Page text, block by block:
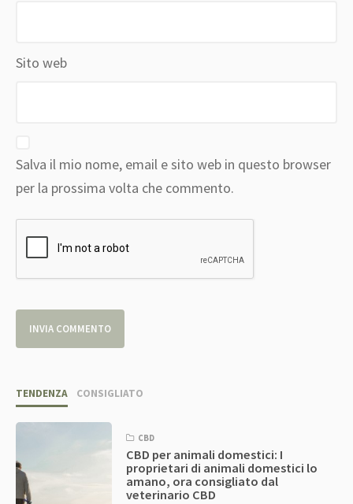
Sito web
Salva il mio nome, email e sito web in questo browser
per la prossima volta che commento.
TENDENZA CONSIGLIATO
CBD
CBD per animali domestici: I
proprietari di animali domestici lo
amano, ora consigliato dal
veterinario CBD